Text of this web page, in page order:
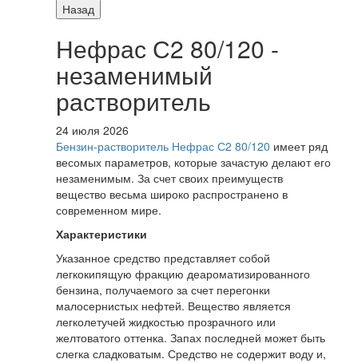
Назад
Нефрас С2 80/120 -
незаменимый
растворитель
24 июля 2026
Бензин-растворитель Нефрас С2 80/120 имеет ряд
весомых параметров, которые зачастую делают его
незаменимым. За счет своих преимуществ
вещество весьма широко распространено в
современном мире.
Характеристики
Указанное средство представляет собой
легкокипящую фракцию деароматизированного
бензина, получаемого за счет перегонки
малосернистых нефтей. Вещество является
легколетучей жидкостью прозрачного или
желтоватого оттенка. Запах последней может быть
слегка сладковатым. Средство не содержит воду и,